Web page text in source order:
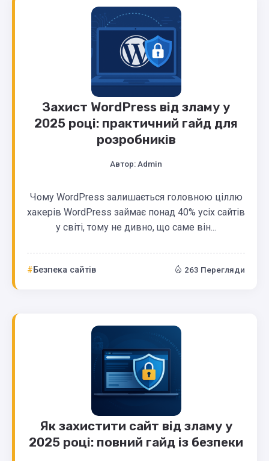
Захист WordPress від зламу у
2025 році: практичний гайд для
розробників
Автор:Admin
Чому WordPress залишається головною ціллю
хакерів WordPress займає понад 40% усіх сайтів
у світі, тому не дивно, що саме він...
Безпека сайтів 263 Перегляди
Як захистити сайт від зламу у
2025 році: повний гайд із безпеки